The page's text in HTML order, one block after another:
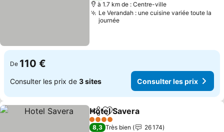
à 1.7 km de : Centre-ville
Le Verandah : une cuisine variée toute la
journée
De 110 €
Consulter les prix de 3 sites Consulter les prix
PartagerAjouter à mes favoris
Hotel Savera
4 Étoiles
8,3 Très bien
26 174